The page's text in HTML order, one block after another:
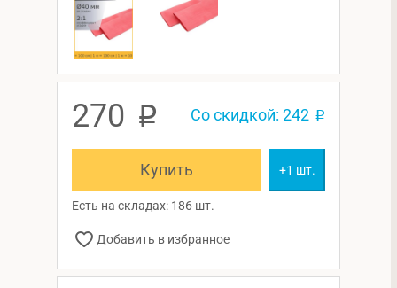
270 p Со скидкой: 242 p
Купить +1 шт.
Есть на складах: 186 шт.